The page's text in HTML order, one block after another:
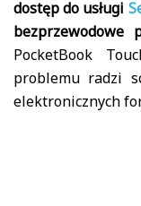
dostęp do usługi
bezprzewodowe
PocketBook
problemu radzi
elektronicznych